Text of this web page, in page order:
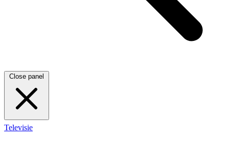
Close panel
Televisie